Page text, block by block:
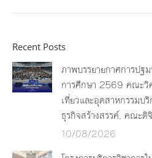
Recent Posts
ภาพบรรยายกาศการปฐ
การศึกษา 2569 คณะวิ
เที่ยวและอุตสาหกรรมบ
ธุรกิจสร้างสรรค์, คณะดิ
10/08/2026